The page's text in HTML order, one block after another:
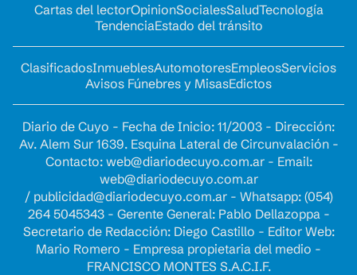
Cartas del lectorOpinionSocialesSaludTecnología
TendenciaEstado del tránsito
ClasificadosInmueblesAutomotoresEmpleosServicios
Avisos Fúnebres y MisasEdictos
Diario de Cuyo - Fecha de Inicio: 11/2003 - Dirección:
Av. Alem Sur 1639. Esquina Lateral de Circunvalación -
Contacto: web@diariodecuyo.com.ar- Email:
web@diariodecuyo.com.ar
/ publicidad@diariodecuyo.com.ar- Whatsapp: (054)
264 5045343 - Gerente General: Pablo Dellazoppa -
Secretario de Redacción: Diego Castillo - Editor Web:
Mario Romero - Empresa propietaria del medio -
FRANCISCO MONTES S.A.C.I.F.